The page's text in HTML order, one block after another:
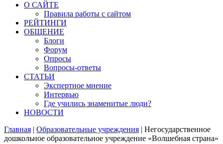
О САЙТЕ
Правила работы с сайтом
РЕЙТИНГИ
ОБЩЕНИЕ
Блоги
Форум
Опросы
Вопросы-ответы
СТАТЬИ
Экспертное мнение
Интервью
Где учились знаменитые люди?
НОВОСТИ
Главная | Образовательные учреждения | Негосударственное
дошкольное образовательное учреждение «Волшебная страна»